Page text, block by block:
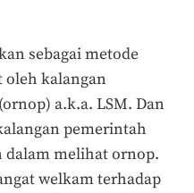
sebagai metode
oleh kalangan
a.k.a. LSM. Dan
pemerintah
dalam melihat ornop.
welkam terhadap